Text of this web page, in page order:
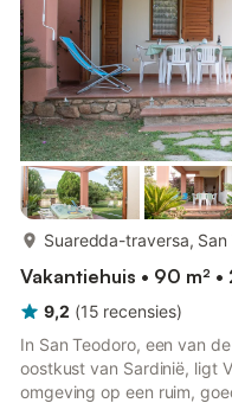
Suaredda-traversa, San
Vakantiehuis • 90 m² •
9,2 (15 recensies)
In San Teodoro, een van
oostkust van Sardinië, ligt
omgeving op een ruim,